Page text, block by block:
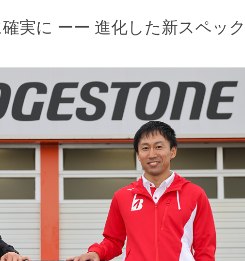
実に ーー 進化した新スペッ